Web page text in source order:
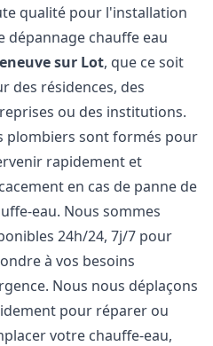
qualité pour l'installation
dépannage chauffe eau
sur Lot, que ce soit
des résidences, des
ou des institutions.
plombiers sont formés pour
rapidement et
en cas de panne de
eau. Nous sommes
24h/24, 7j/7 pour
à vos besoins
Nous nous déplaçons
pour réparer ou
votre chauffe-eau,